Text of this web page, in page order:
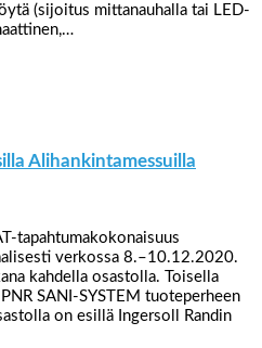
(sijoitus mittanauhalla tai LED-
Alihankintamessuilla
tapahtumakokonaisuus
verkossa 8.–10.12.2020.
kahdella osastolla. Toisella
SANI-SYSTEM tuoteperheen
on esillä Ingersoll Randin